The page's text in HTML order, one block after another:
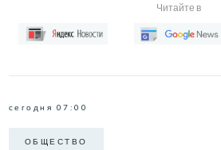
Читайте в
сегодня 07:00
ОБЩЕСТВО